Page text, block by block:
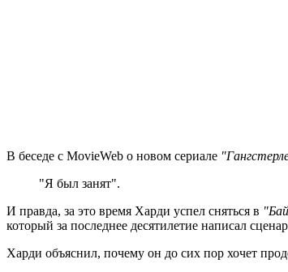
В беседе с MovieWeb о новом сериале
"Я был занят".
И правда, за это время Харди успел сняться в
который за последнее десятилетие написал
Харди объяснил, почему он до сих пор хочет